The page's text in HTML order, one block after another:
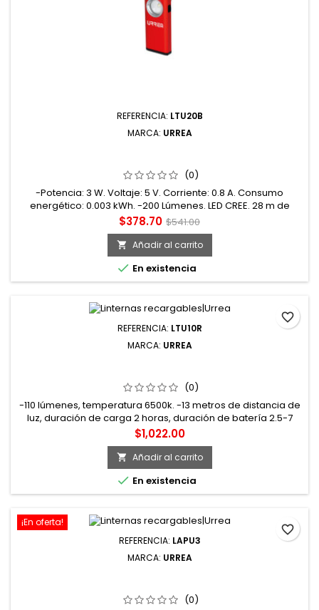
REFERENCIA: LTU20B
MARCA: URREA
(0)
-Potencia: 3 W. Voltaje: 5 V. Corriente: 0.8 A. Consumo
energético: 0.003 kWh. -200 Lúmenes. LED CREE. 28 m de
distancia de luz. Resistencia de impacto de 1 metro. -Base
magnética. Aislamiento IPX4. Recargable. Con gancho. -
Cuerpo fabricado en aluminio. -Dos modos de luz: alto y
medio. -Lampara LED para cualquier tipo de trabajo, ideal
para trabajos de...
Precio
$378.70 Precio
base
$541.00
 Añadir al carrito
 En existencia
REFERENCIA: LTU10R
MARCA: URREA
(0)
-110 lúmenes, temperatura 6500k. -13 metros de distancia de
luz, duración de carga 2 horas, duración de batería 2.5-7
horas. -Tecnología LED 9na generación. Mejor calidad de
iluminación. -Cuerpo de ABS con recubrimiento de goma y
pantalla de policarbonato. Bases magnéticas. -Indicadores
de carga y descarga. Puertos micro USB. -Mantenimiento
industrial,...
Precio
$1,022.00
 Añadir al carrito
 En existencia
favorite_border
¡En oferta!
REFERENCIA: LAPU3
MARCA: URREA
(0)
favorite_border